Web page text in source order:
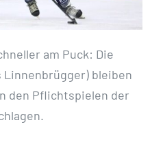
am Puck: Die
bleiben
den Pflichtspielen der